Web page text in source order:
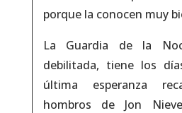
porque la conocen muy
La Guardia de la
debilitada, tiene los
última esperanza
hombros de Jon